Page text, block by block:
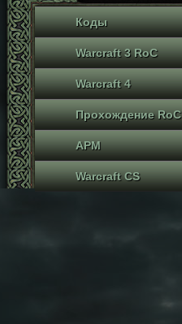
Коды
Warcraft 3 RoC
Warcraft 4
Прохождение RoC
APM
Warcraft CS